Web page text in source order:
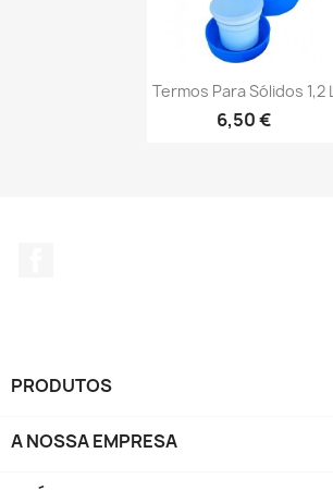
Termos Para Sólidos 1,2 L
6,50 €
PRODUTOS
A NOSSA EMPRESA